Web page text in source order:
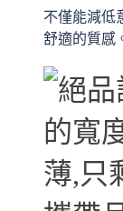
不僅能減低
舒適的質感